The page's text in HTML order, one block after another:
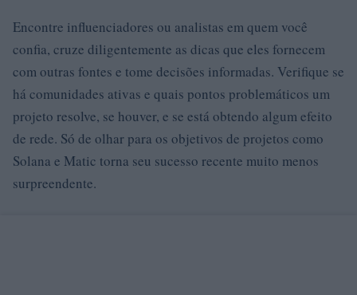
Encontre influenciadores ou analistas em quem você
confia, cruze diligentemente as dicas que eles fornecem
com outras fontes e tome decisões informadas. Verifique se
há comunidades ativas e quais pontos problemáticos um
projeto resolve, se houver, e se está obtendo algum efeito
de rede. Só de olhar para os objetivos de projetos como
Solana e Matic torna seu sucesso recente muito menos
surpreendente.